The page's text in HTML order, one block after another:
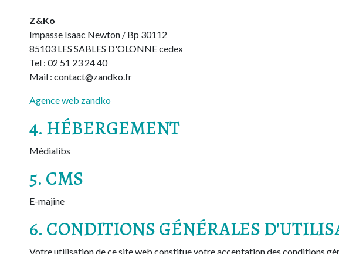
Z&Ko​
​Impasse Isaac Newton / Bp 30112
85103 LES SABLES D'OLONNE cedex
Tel : 02 51 23 24 40
Mail : contact@zandko.fr
Agence web zandko
4. HÉBERGEMENT
Médialibs
5. CMS
E-majine
6. CONDITIONS GÉNÉRALES
Votre utilisation de ce site web constitue votre acceptation des conditions